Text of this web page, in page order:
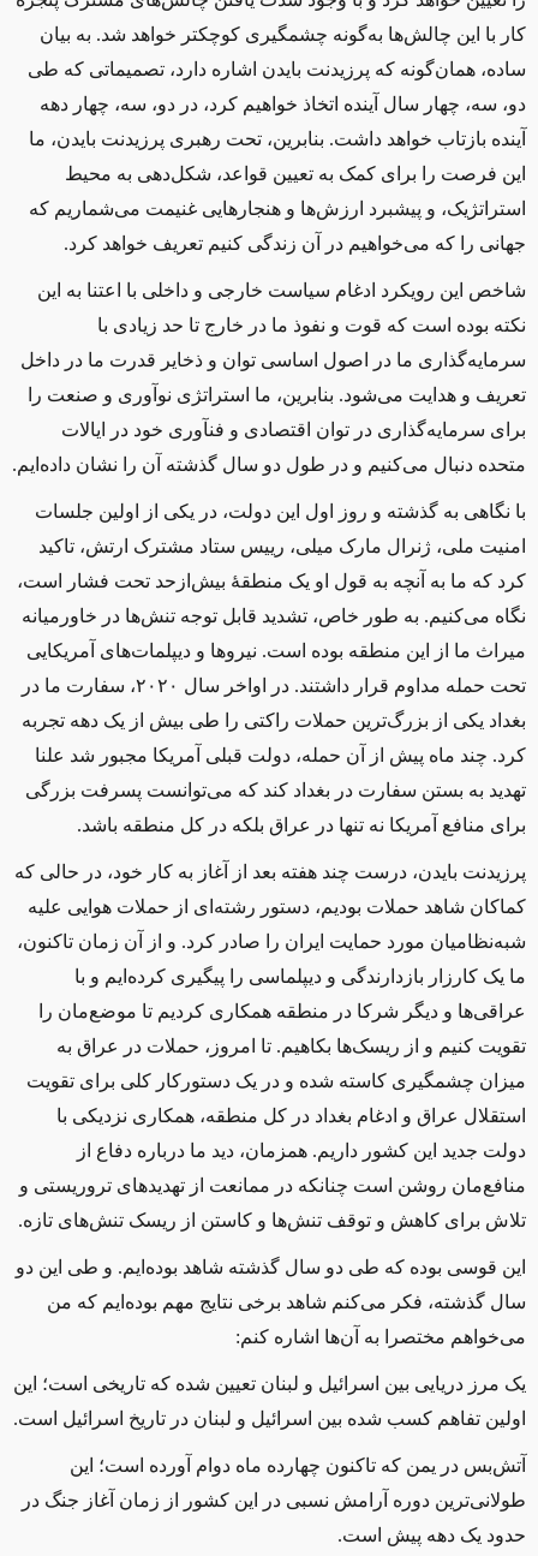
کار با این چالش‌ها به‌گونه چشمگیری کوچکتر خواهد شد. به بیان
ساده، همان‌گونه که پرزیدنت بایدن اشاره دارد، تصمیماتی که طی
دو، سه، چهار سال آینده اتخاذ خواهیم کرد، در دو، سه، چهار دهه
آینده بازتاب خواهد داشت. بنابرین، تحت رهبری پرزیدنت بایدن، ما
این فرصت را برای کمک به تعیین قواعد، شکل‌دهی به محیط
استراتژیک، و پیشبرد ارزش‌ها و هنجارهایی غنیمت می‌شماریم که
جهانی را که می‌خواهیم در آن زندگی کنیم تعریف خواهد کرد.
شاخص این رویکرد ادغام سیاست خارجی و داخلی با اعتنا به این
نکته بوده است که قوت و نفوذ ما در خارج تا حد زیادی با
سرمایه‌گذاری ما در اصول اساسی توان و ذخایر قدرت ما در داخل
تعریف و هدایت می‌شود. بنابرین، ما استراتژی نوآوری و صنعت را
برای سرمایه‌گذاری در توان اقتصادی و فنآوری خود در ایالات
متحده دنبال می‌کنیم و در طول دو سال گذشته آن را نشان داده‌ایم.
با نگاهی به گذشته و روز اول این دولت، در یکی از اولین جلسات
امنیت ملی، ژنرال مارک میلی، رییس ستاد مشترک ارتش، تاکید
کرد که ما به آنچه به قول او یک منطقهٔ بیش‌ازحد تحت فشار است،
نگاه می‌کنیم. به طور خاص، تشدید قابل ‌توجه تنش‌ها در خاورمیانه
میراث ما از این منطقه بوده است. نیروها و دیپلمات‌های آمریکایی
تحت حمله مداوم قرار داشتند. در اواخر سال ۲۰۲۰، سفارت ما در
بغداد یکی از بزرگ‌ترین حملات راکتی را طی بیش از یک دهه تجربه
کرد. چند ماه پیش از آن حمله، دولت قبلی آمریکا مجبور شد علنا
تهدید به بستن سفارت در بغداد کند که می‌توانست پسرفت بزرگی
برای منافع آمریکا نه تنها در عراق بلکه در کل منطقه باشد.
پرزیدنت بایدن، درست چند هفته بعد از آغاز به کار خود، در حالی که
کماکان شاهد حملات بودیم، دستور رشته‌ای از حملات هوایی علیه
شبه‌نظامیان مورد حمایت ایران را صادر کرد. و از آن زمان تاکنون،
ما یک کارزار بازدارندگی و دیپلماسی را پیگیری کرده‌ایم و با
عراقی‌ها و دیگر شرکا در منطقه همکاری کردیم تا موضع‌مان را
تقویت کنیم و از ریسک‌ها بکاهیم. تا امروز، حملات در عراق به
میزان چشمگیری کاسته شده و در یک دستورکار کلی برای تقویت
استقلال عراق و ادغام بغداد در کل منطقه، همکاری نزدیکی با
دولت جدید این کشور داریم. همزمان، دید ما درباره دفاع از
منافع‌مان روشن است چنانکه در ممانعت از تهدیدهای تروریستی و
تلاش برای کاهش و توقف تنش‌ها و کاستن از ریسک تنش‌های تازه.
این قوسی بوده که طی دو سال گذشته شاهد بوده‌ایم. و طی این دو
سال گذشته، فکر می‌کنم شاهد برخی نتایج مهم بوده‌ایم که من
می‌خواهم مختصرا به آن‌ها اشاره کنم:
یک مرز دریایی بین اسرائیل و لبنان تعیین شده که تاریخی است؛ ‌این
اولین تفاهم کسب شده بین اسرائیل و لبنان در تاریخ اسرائیل است.
آتش‌بس در یمن که تاکنون چهارده ماه دوام آورده است؛ این
‌طولانی‌ترین دوره آرامش نسبی در این کشور از زمان آغاز جنگ در
حدود یک دهه پیش است.